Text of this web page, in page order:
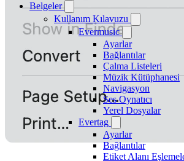
Belgeler
Kullanım Kılavuzu
Evermusic
Ayarlar
Bağlantılar
Çalma Listeleri
Müzik Kütüphanesi
Navigasyon
Ses Oynatıcı
Yerel Dosyalar
Evertag
Ayarlar
Bağlantılar
Etiket Alanı